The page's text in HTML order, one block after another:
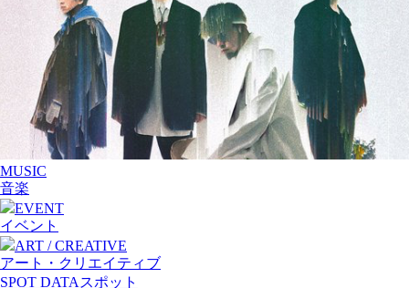
MUSIC
音楽
EVENT
イベント
ART / CREATIVE
アート・クリエイティブ
SPOT DATA スポット